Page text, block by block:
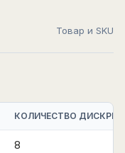
Товар и SKU
КОЛИЧЕСТВО
8